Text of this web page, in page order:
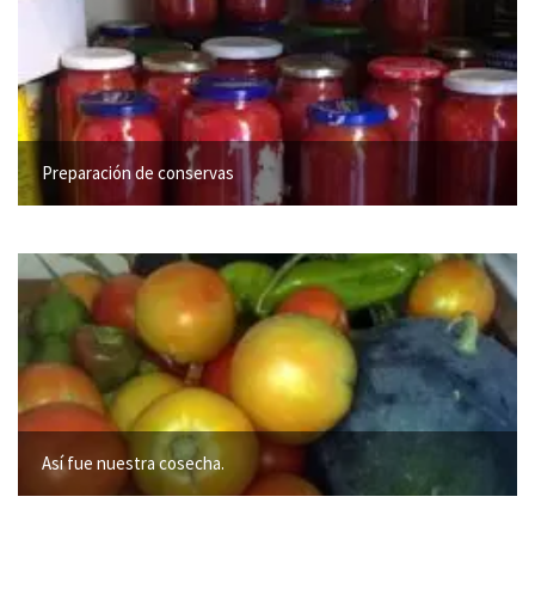
Preparación de conservas
Así fue nuestra cosecha.